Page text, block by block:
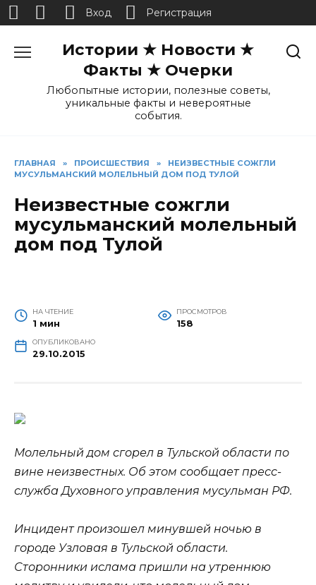
Истории ★ Новости ★
Факты ★ Очерки
Любопытные истории, полезные советы,
уникальные факты и невероятные
события.
ГЛАВНАЯ » ПРОИСШЕСТВИЯ »
НЕИЗВЕСТНЫЕ СОЖГЛИ
МУСУЛЬМАНСКИЙ МОЛЕЛЬНЫЙ ДОМ ПОД ТУЛОЙ
Неизвестные сожгли
мусульманский молельный
дом под Тулой
НА ЧТЕНИЕ
1 мин
ПРОСМОТРОВ
158
ОПУБЛИКОВАНО
29.10.2015
Молельный дом сгорел в Тульской области по
вине неизвестных. Об этом сообщает пресс-
служба Духовного управления мусульман РФ.
Инцидент произошел минувшей ночью в
городе Узловая в Тульской области.
Сторонники ислама пришли на утреннюю
Вход Регистрация